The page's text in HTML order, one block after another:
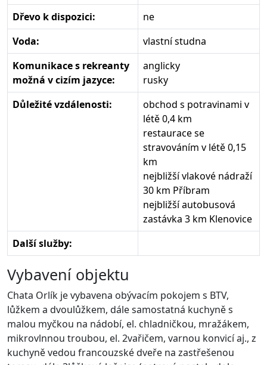
Dřevo k dispozici:
ne
Voda:
vlastní studna
Komunikace s rekreanty
možná v cizím jazyce:
anglicky
rusky
Důležité vzdálenosti:
obchod s potravinami v
létě 0,4 km
restaurace se
stravováním v létě 0,15
km
nejbližší vlakové nádraží
30 km Příbram
nejbližší autobusová
zastávka 3 km Klenovice
Další služby:
Vybavení objektu
Chata Orlík je vybavena obývacím pokojem s BTV,
lůžkem a dvoulůžkem, dále samostatná kuchyně s
malou myčkou na nádobí, el. chladničkou, mražákem,
mikrovlnnou troubou, el. 2vařičem, varnou konvicí aj., z
kuchyně vedou francouzské dveře na zastřešenou